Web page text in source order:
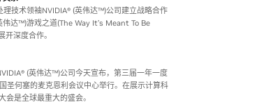
技术领袖NVIDIA® (英伟达™)公司建立战略合作
达™)游戏之道(The Way It’s Meant To Be
深度合作。
(英伟达™)公司今天宣布，第三届一年一度
圣何塞的麦克恩利会议中心举行。在展示计算科
会是全球最重大的盛会。